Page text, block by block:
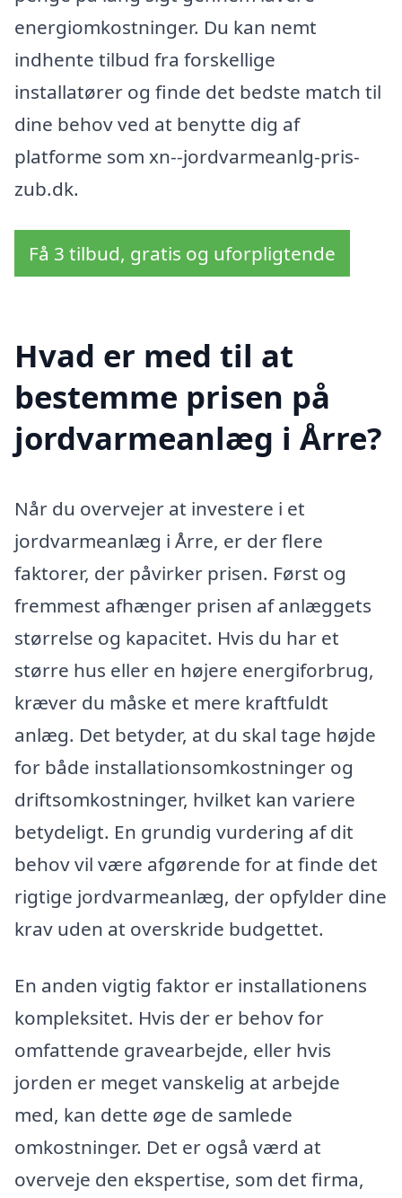
energiomkostninger. Du kan nemt
indhente tilbud fra forskellige
installatører og finde det bedste match til
dine behov ved at benytte dig af
platforme som xn--jordvarmeanlg-pris-
zub.dk.
Få 3 tilbud, gratis og uforpligtende
Hvad er med til at
bestemme prisen på
jordvarmeanlæg i Årre?
Når du overvejer at investere i et
jordvarmeanlæg i Årre, er der flere
faktorer, der påvirker prisen. Først og
fremmest afhænger prisen af anlæggets
størrelse og kapacitet. Hvis du har et
større hus eller en højere energiforbrug,
kræver du måske et mere kraftfuldt
anlæg. Det betyder, at du skal tage højde
for både installationsomkostninger og
driftsomkostninger, hvilket kan variere
betydeligt. En grundig vurdering af dit
behov vil være afgørende for at finde det
rigtige jordvarmeanlæg, der opfylder dine
krav uden at overskride budgettet.
En anden vigtig faktor er installationens
kompleksitet. Hvis der er behov for
omfattende gravearbejde, eller hvis
jorden er meget vanskelig at arbejde
med, kan dette øge de samlede
omkostninger. Det er også værd at
overveje den ekspertise, som det firma,